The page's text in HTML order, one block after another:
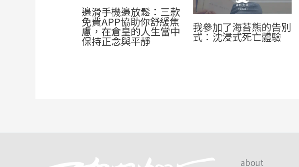
邊滑手機邊放鬆：三款
免費APP協助你舒緩焦
慮，在倉皇的人生當中
保持正念與平靜
我參加了海苔熊的告別
式：沈浸式死亡體驗
about